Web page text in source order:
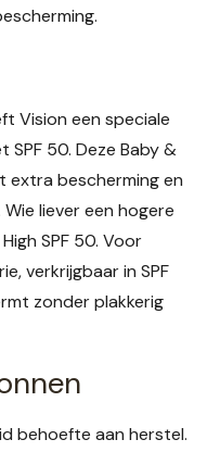
Vision een speciale
50. Deze Baby &
extra bescherming en
liever een hogere
SPF 50. Voor
verkrijgbaar in SPF
zonder plakkerig
behoefte aan herstel.